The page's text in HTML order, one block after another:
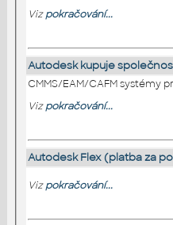
Vizpokračování...
Autodesk kupuje
CMMS/EAM/CAFM systémy
Vizpokračování...
Autodesk Flex (platba za
Vizpokračování...